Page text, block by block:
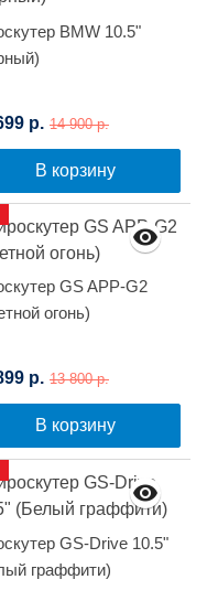
BMW 10.5"
р. 14 900 р.
В корзину
GS APP-G2
огонь)
р. 13 800 р.
В корзину
GS-Drive 10.5"
граффити)